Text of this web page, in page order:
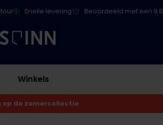
Snelle levering Beoordeeld met een 9.5
Winkels
op de zomercollectie